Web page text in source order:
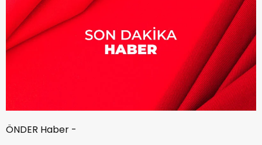
ÖNDER Haber -